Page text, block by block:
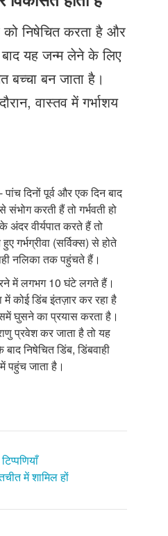
करें
निषेचित करता है और
यह जन्म लेने के लिए
बच्चा बन जाता है।
वास्तव में गर्भाशय
दिनों पूर्व और एक दिन बाद
करती हैं तो गर्भवती हो
वीर्यपात करते हैं तो
गर्भग्रीवा (सर्विक्स) से होते
नलिका तक पहुंचते हैं।
में लगभग 10 घंटे लगते हैं।
में कोई डिंब इंतज़ार कर रहा है
घुसने का प्रयास करता है।
प्रवेश कर जाता है तो यह
निषेचित डिंब, डिंबवाही
पहुंच जाता है।
में शामिल हों